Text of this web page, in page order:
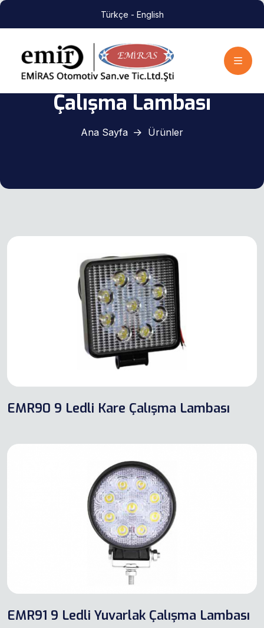
Türkçe - English
Çalışma Lambası
Ana Sayfa Ürünler
EMR90 9 Ledli Kare Çalışma Lambası
EMR91 9 Ledli Yuvarlak Çalışma Lambası